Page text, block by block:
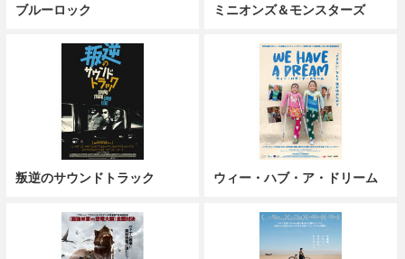
ブルーロック ミニオンズ＆モンスターズ
叛逆のサウンドトラック ウィー・ハブ・ア・ドリーム